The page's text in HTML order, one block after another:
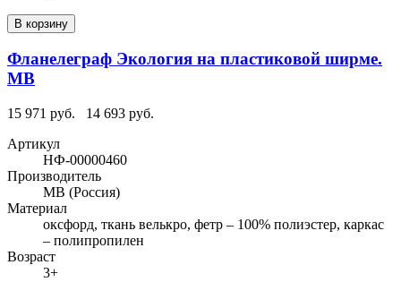
В корзину
Фланелеграф Экология на пластиковой ширме.
МВ
15 971 руб.
14 693 руб.
Артикул
НФ-00000460
Производитель
МВ (Россия)
Материал
оксфорд, ткань велькро, фетр – 100% полиэстер, каркас
– полипропилен
Возраст
3+